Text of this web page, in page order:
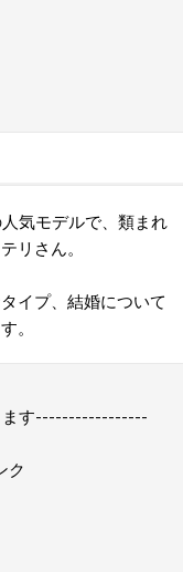
気モデルで、類まれ
リさん。
イプ、結婚について
。
ます-----------------
ク